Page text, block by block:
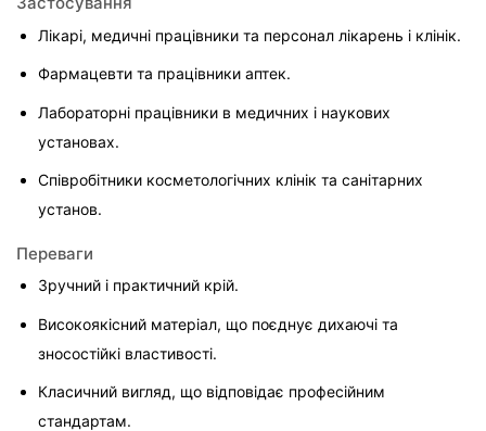
Лікарі, медичні працівники та персонал лікарень і клінік.
Фармацевти та працівники аптек.
Лабораторні працівники в медичних і наукових
установах.
Співробітники косметологічних клінік та санітарних
установ.
Переваги
Зручний і практичний крій.
Високоякісний матеріал, що поєднує дихаючі та
зносостійкі властивості.
Класичний вигляд, що відповідає професійним
стандартам.